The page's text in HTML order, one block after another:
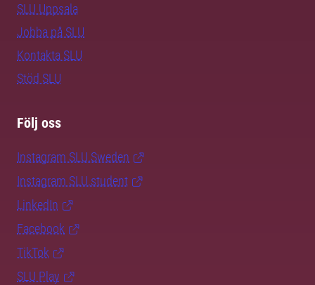
SLU Uppsala
Jobba på SLU
Kontakta SLU
Stöd SLU
Följ oss
Instagram SLU.Sweden
Instagram SLU.student
LinkedIn
Facebook
TikTok
SLU Play